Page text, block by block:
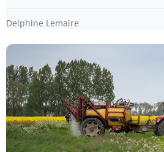
Delphine Lemaire